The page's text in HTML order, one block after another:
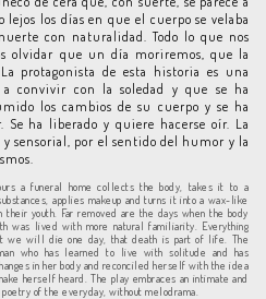
lejos los días en que el cuerpo se velaba
con naturalidad. Todo lo que nos
olvidar que un día moriremos, que la
protagonista de esta historia es una
convivir con la soledad y que se ha
los cambios de su cuerpo y se ha
ha liberado y quiere hacerse oír. La
sensorial, por el sentido del humor y la
a funeral home collects the body, takes it to a
applies makeup and turns it into a wax-like
youth. Far removed are the days when the body
was lived with more natural familiarity. Everything
we will die one day, that death is part of life. The
who has learned to live with solitude and has
in her body and reconciled herself with the idea
herself heard. The play embraces an intimate and
of the everyday, without melodrama.